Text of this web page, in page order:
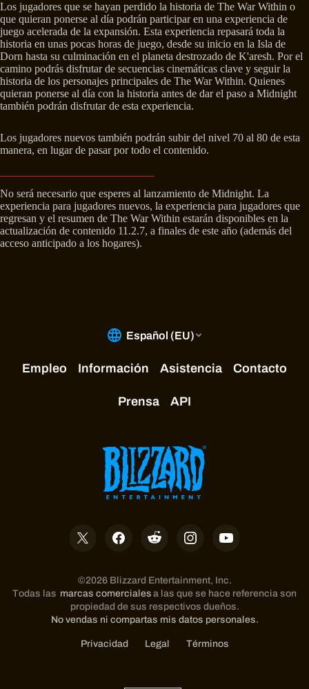
Los jugadores que se hayan perdido la historia de The War Within o
que quieran ponerse al día podrán participar en una experiencia de
juego acelerada de la expansión. Esta experiencia repasará toda la
historia en unas pocas horas de juego, desde su inicio en la Isla de
Dorn hasta su culminación en el planeta destrozado de K'aresh. Por el
camino podrás disfrutar de secuencias cinemáticas clave y seguir la
historia de los personajes principales de The War Within. Quienes
quieran ponerse al día con la historia antes de dar el paso a Midnight
también podrán disfrutar de esta experiencia.
Los jugadores nuevos también podrán subir del nivel 70 al 80 de esta
manera, en lugar de pasar por todo el contenido.
No será necesario que esperes al lanzamiento de Midnight. La
experiencia para jugadores nuevos, la experiencia para jugadores que
regresan y el resumen de The War Within estarán disponibles en la
actualización de contenido 11.2.7, a finales de este año (además del
acceso anticipado a los hogares).